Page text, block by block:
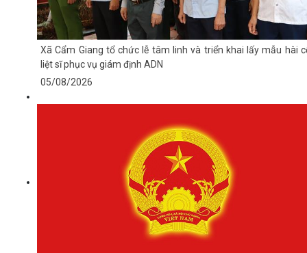
Xã Cẩm Giang tổ chức lễ tâm linh và triển khai lấy mẫu hài
liệt sĩ phục vụ giám định ADN
05/08/2026